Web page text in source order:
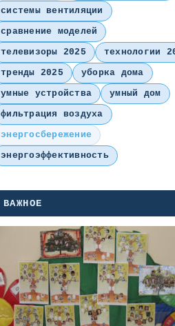
системы вентиляции
сравнение моделей
телевизоры 2025
технологии
тренды 2025
уборка дома
умные устройства
умный дом
фильтрация воздуха
энергосбережение
энергоэффективность
ВАЖНОЕ